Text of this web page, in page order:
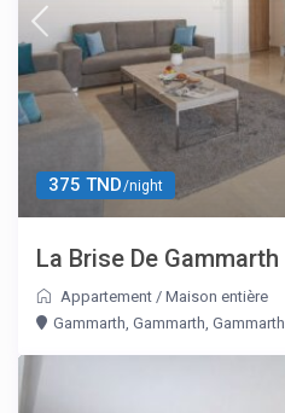
375 TND/night
La Brise De Gammarth
Appartement /Maison entière
Gammarth, Gammarth, Gammarth